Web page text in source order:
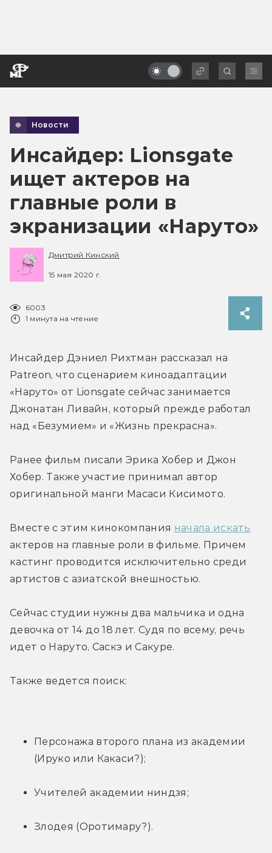
Новости
Инсайдер: Lionsgate
ищет актеров на
главные роли в
экранизации «Наруто»
Дмитрий Кинский
15 мая 2020 г.
6003
1 минута на чтение
Инсайдер Дэниел Рихтман рассказал на
Patreon, что сценарием киноадаптации
«Наруто» от Lionsgate сейчас занимается
Джонатан Ливайн, который прежде работал
над «Безумием» и «Жизнь прекрасна».
Ранее фильм писали Эрика Хобер и Джон
Хобер. Также участие принимал автор
оригинальной манги Масаси Кисимото.
Вместе с этим кинокомпания начала искать
актеров на главные роли в фильме. Причем
кастинг проводится исключительно среди
артистов с азиатской внешностью.
Сейчас студии нужны два мальчика и одна
девочка от 14 до 18 лет. Судя по всему, речь
идет о Наруто, Саскэ и Сакуре.
Также ведется поиск:
Персонажа второго плана из академии
(Ируко или Какаси?);
Учителей академии ниндзя;
Злодея (Оротимару?).